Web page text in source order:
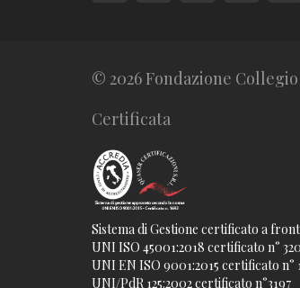
© 2026 Fondazione
Certificata
Sistema di Gestione certificato a
UNI ISO 45001:2018 certificato n°
UNI EN ISO 9001:2015 certificato n°
UNI/PdR 125:2002 certificato n°3197